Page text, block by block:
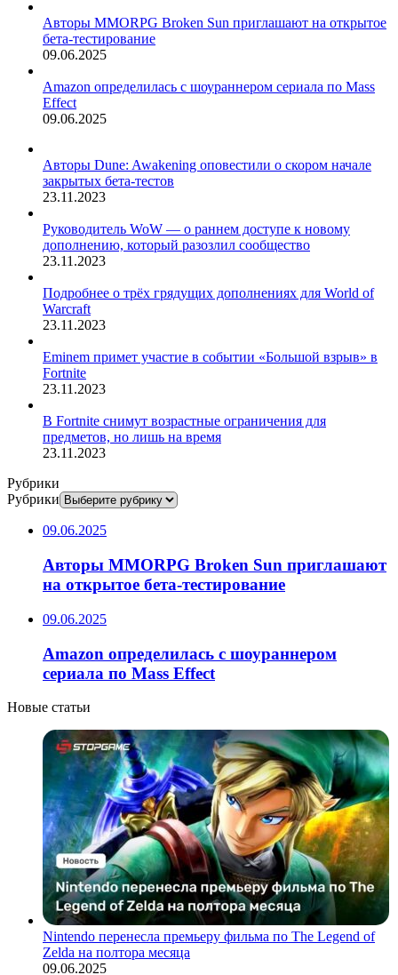
Авторы MMORPG Broken Sun приглашают на открытое
бета-тестирование
09.06.2025
Amazon определилась с шоураннером сериала по Mass
Effect
09.06.2025
Авторы Dune: Awakening оповестили о скором начале
закрытых бета-тестов
23.11.2023
Руководитель WoW — о раннем доступе к новому
дополнению, который разозлил сообщество
23.11.2023
Подробнее о трёх грядущих дополнениях для World of
Warcraft
23.11.2023
Eminem примет участие в событии «Большой взрыв» в
Fortnite
23.11.2023
В Fortnite снимут возрастные ограничения для
предметов, но лишь на время
23.11.2023
Рубрики
Рубрики
09.06.2025
Авторы MMORPG Broken Sun приглашают
на открытое бета-тестирование
09.06.2025
Amazon определилась с шоураннером
сериала по Mass Effect
Новые статьи
Nintendo перенесла премьеру фильма по The Legend of
Zelda на полтора месяца
09.06.2025